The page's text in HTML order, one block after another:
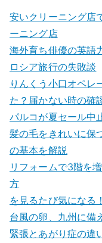
安いクリーニング店
ーニング店
海外育ち俳優の英語
ロシア旅行の失敗談
りんくう小口オペレ
た？届かない時の確
パルコが夏セール中
髪の毛をきれいに保
の基本を解説
リフォームで3階を
方
を見るたび気になる
台風の卵、九州に備
緊張とあがり症の違